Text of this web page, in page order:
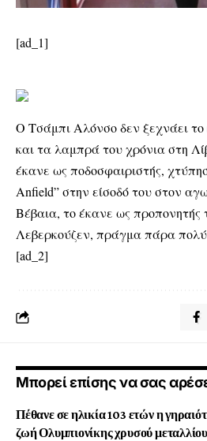
[ad_1]
Ο Τσάμπι Αλόνσο δεν ξεχνάει το
και τα λαμπρά του χρόνια στη
έκανε ως ποδοσφαιριστής,
Anfield” στην είσοδό του στον
Βέβαια, το έκανε ως
Λεβερκούζεν, πράγμα πάρα πολύ
[ad_2]
Μπορεί επίσης να σας
Πέθανε σε ηλικία 103 ετών η
ζωή Ολυμπιονίκης χρυσού